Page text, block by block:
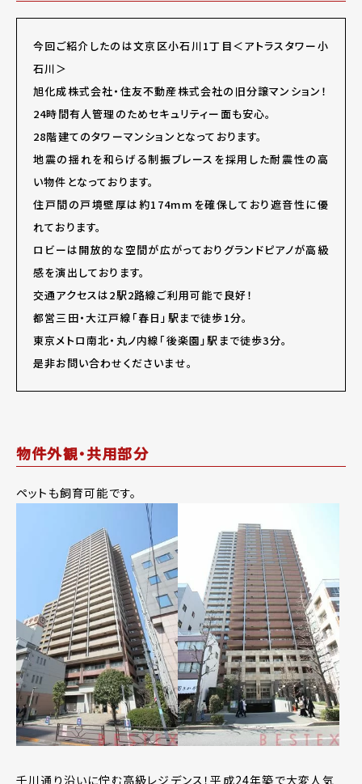
今回ご紹介したのは文京区小石川1丁目＜アトラスタワー小
石川＞
旭化成株式会社・住友不動産株式会社の旧分譲マンション！
24時間有人管理のためセキュリティー面も安心。
28階建てのタワーマンションとなっております。
地震の揺れを和らげる制振ブレースを採用した耐震性の高
い物件となっております。
住戸間の戸境壁厚は約174mmを確保しており遮音性に優
れております。
ロビーは開放的な空間が広がっておりグランドピアノが高級
感を演出しております。
交通アクセスは2駅2路線ご利用可能で良好！
都営三田・大江戸線「春日」駅まで徒歩1分。
東京メトロ南北・丸ノ内線「後楽園」駅まで徒歩3分。
是非お問い合わせくださいませ。
物件外観・共用部分
ペットも飼育可能です。
千川通り沿いに佇む高級レジデンス！平成24年築で大変人気